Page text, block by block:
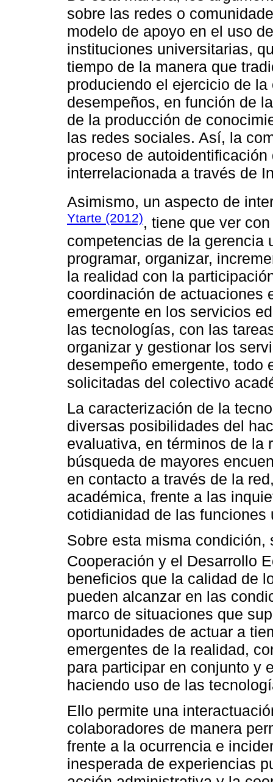
sobre las redes o
modelo de apoyo en el uso
instituciones universitarias,
tiempo de la manera que
produciendo el ejercicio de
desempeños, en función de
de la producción de
las redes sociales. Así, la
proceso de
interrelacionada a través de
Asimismo, un aspecto de
Ytarte (2012), tiene que ver
competencias de la gerencia
programar, organizar,
la realidad con la
coordinación de actuaciones
emergente en los servicios
las tecnologías, con las
organizar y gestionar los
desempeño emergente, todo
solicitadas del colectivo
La caracterización de la
diversas posibilidades del
evaluativa, en términos de la
búsqueda de mayores
en contacto a través de la
académica, frente a las
cotidianidad de las funciones
Sobre esta misma
Cooperación y el Desarrollo
beneficios que la calidad de
pueden alcanzar en las
marco de situaciones que
oportunidades de actuar a
emergentes de la realidad,
para participar en conjunto y
haciendo uso de las
Ello permite una
colaboradores de manera
frente a la ocurrencia e
inesperada de experiencias